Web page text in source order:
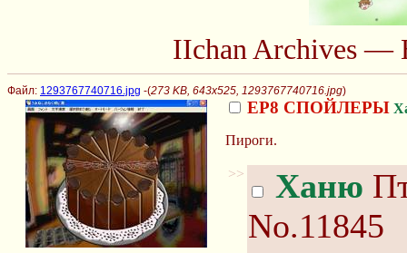
IIchan Archives —
Файл: 1293767740716.jpg -(273 KB, 643x525, 1293767740716.jpg)
EP8 СПОЙЛЕРЫ
Пироги.
>> Ханю
No.11845